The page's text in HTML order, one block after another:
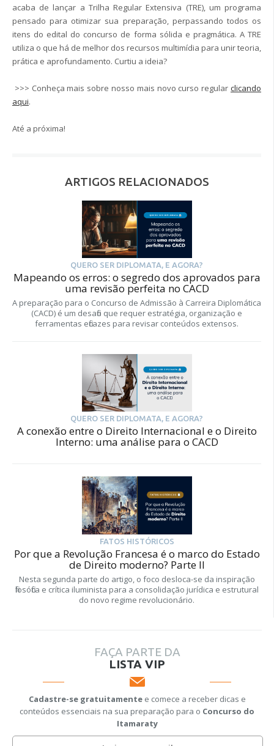
acaba de lançar a Trilha Regular Extensiva (TRE), um programa
pensado para otimizar sua preparação, perpassando todos os
itens do edital do concurso de forma sólida e pragmática. A TRE
utiliza o que há de melhor dos recursos multimídia para unir teoria,
prática e aprofundamento. Curtiu a ideia?
>>> Conheça mais sobre nosso mais novo curso regular clicando
aqui.
Até a próxima!
ARTIGOS RELACIONADOS
QUERO SER DIPLOMATA, E AGORA?
Mapeando os erros: o segredo dos aprovados para
uma revisão perfeita no CACD
A preparação para o Concurso de Admissão à Carreira Diplomática
(CACD) é um desafio que requer estratégia, organização e
ferramentas eficazes para revisar conteúdos extensos.
QUERO SER DIPLOMATA, E AGORA?
A conexão entre o Direito Internacional e o Direito
Interno: uma análise para o CACD
FATOS HISTÓRICOS
Por que a Revolução Francesa é o marco do Estado
de Direito moderno? Parte II
Nesta segunda parte do artigo, o foco desloca-se da inspiração
filosófica e crítica iluminista para a consolidação jurídica e estrutural
do novo regime revolucionário.
FAÇA PARTE DA
LISTA VIP
Cadastre-se gratuitamentee comece a receber dicas e
conteúdos essenciais na sua preparação para o Concurso do
Itamaraty